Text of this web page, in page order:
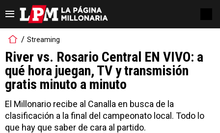
Streaming
River vs. Rosario Central EN VIVO: a
qué hora juegan, TV y transmisión
gratis minuto a minuto
El Millonario recibe al Canalla en busca de la
clasificación a la final del campeonato local. Todo lo
que hay que saber de cara al partido.